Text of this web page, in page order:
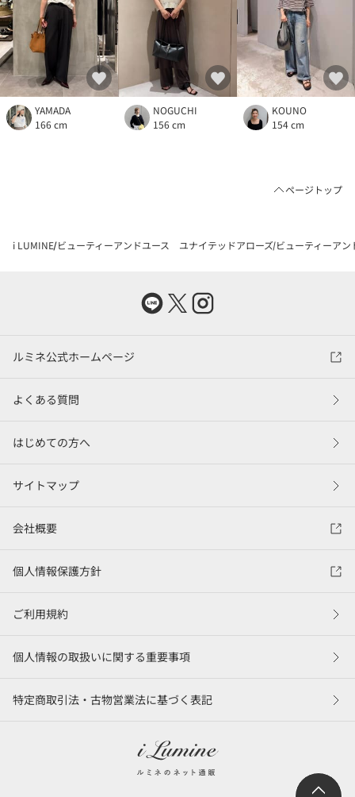
YAMADA
166 cm
NOGUCHI
156 cm
KOUNO
154 cm
ページトップ
i LUMINE ビューティーアンドユース ユナイテッドアローズ ビューティーア
ルミネ公式ホームページ
よくある質問
はじめての方へ
サイトマップ
会社概要
個人情報保護方針
ご利用規約
個人情報の取扱いに関する重要事項
特定商取引法・古物営業法に基づく表記